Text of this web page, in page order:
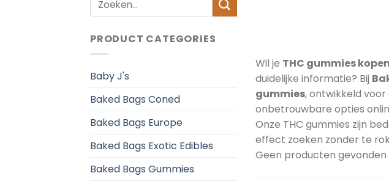
PRODUCT CATEGORIES
Baby J's
Baked Bags Coned
Baked Bags Europe
Baked Bags Exotic Edibles
Baked Bags Gummies
Wil je THC gummies kopen
duidelijke informatie? Bij
gummies, ontwikkeld
onbetrouwbare opties
Onze THC gummies zijn
effect zoeken zonder te
Geen producten